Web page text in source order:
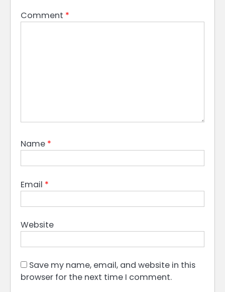
Comment *
Name *
Email *
Website
Save my name, email, and website in this
browser for the next time I comment.